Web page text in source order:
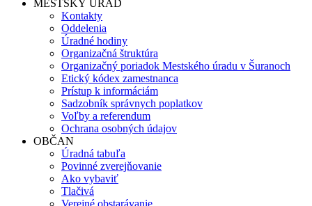
MESTSKÝ ÚRAD
Kontakty
Oddelenia
Úradné hodiny
Organizačná štruktúra
Organizačný poriadok Mestského úradu v Šuranoch
Etický kódex zamestnanca
Prístup k informáciám
Sadzobník správnych poplatkov
Voľby a referendum
Ochrana osobných údajov
OBČAN
Úradná tabuľa
Povinné zverejňovanie
Ako vybaviť
Tlačivá
Verejné obstarávanie